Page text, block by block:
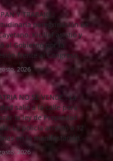
Y TRABAJO :
peregrinación en
Kicillof asistió y
al Gobierno por la
frente al Congreso.
2026
NO SE VENDE : La
salió a la calle para
la ley de Propiedad
La policía arrestó a 12
en la manifestación.-
2026